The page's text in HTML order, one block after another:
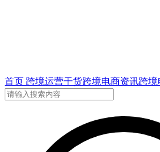
首页 跨境运营干货跨境电商资讯跨境